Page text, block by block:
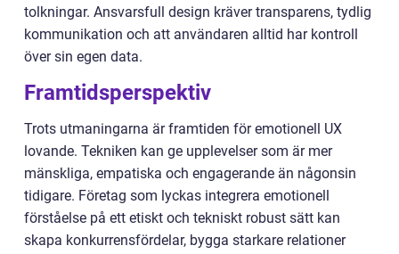
tolkningar. Ansvarsfull design kräver transparens, tydlig
kommunikation och att användaren alltid har kontroll
över sin egen data.
Framtidsperspektiv
Trots utmaningarna är framtiden för emotionell UX
lovande. Tekniken kan ge upplevelser som är mer
mänskliga, empatiska och engagerande än någonsin
tidigare. Företag som lyckas integrera emotionell
förståelse på ett etiskt och tekniskt robust sätt kan
skapa konkurrensfördelar, bygga starkare relationer